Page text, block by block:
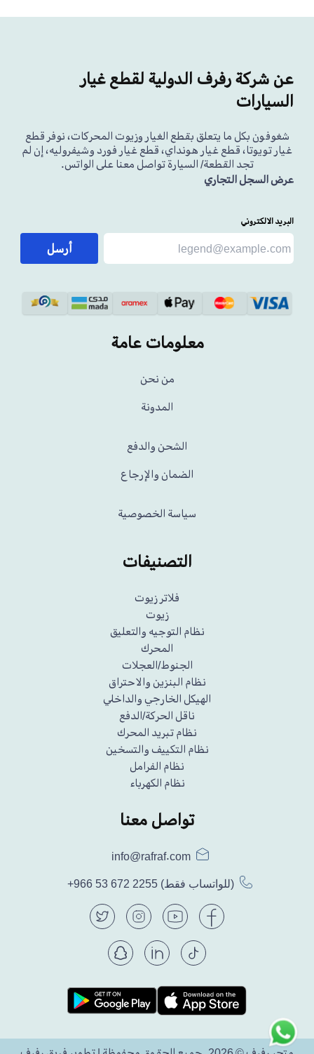
عن شركة رفرف الدولية لقطع غيار
السيارات
شغوفون بكل ما يتعلق بقطع الغيار وزيوت المحركات، نوفر قطع
غيار تويوتا، قطع غيار هونداي، قطع غيار فورد وشيفروليه، إن لم
تجد القطعة/ السيارة تواصل معنا على الواتس.
عرض السجل التجاري
البريد الالكتروني
أرسل
معلومات عامة
من نحن
المدونة
الشحن والدفع
الضمان والإرجاع
سياسة الخصوصية
التصنيفات
فلاتر زيوت
زيوت
نظام التوجيه والتعليق
المحرك
الجنوط/العجلات
نظام البنزين والاحتراق
الهيكل الخارجي والداخلي
ناقل الحركة/الدفع
نظام تبريد المحرك
نظام التكييف والتسخين
نظام الفرامل
نظام الكهرباء
تواصل معنا
info@rafraf.com
+966 53 672 2255 (للواتساب فقط)